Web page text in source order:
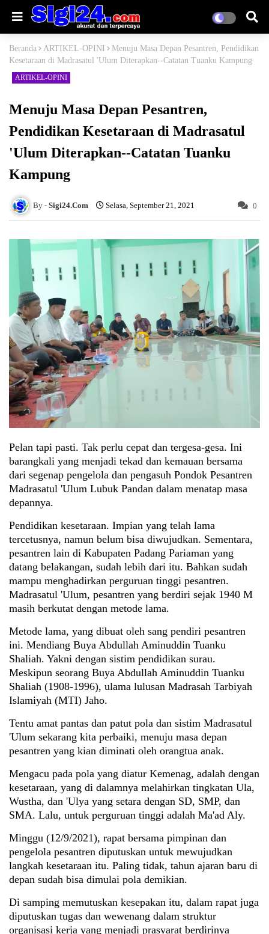
Beranda ARTIKEL-OPINI
Menuju Masa Depan Pesantren, Pendidikan
Kesetaraan di Madrasatul 'Ulum Diterapkan--Catatan Tuanku Kampung
ARTIKEL-OPINI
Menuju Masa Depan Pesantren,
Pendidikan Kesetaraan di Madrasatul
'Ulum Diterapkan--Catatan Tuanku
Kampung
Sigi24.Com Selasa, September 21, 2021 0
Pelan tapi pasti. Tak perlu cepat dan tergesa-gesa. Ini
barangkali yang menjadi tekad dan kemauan bersama
dari segenap pengelola dan pengasuh Pondok Pesantren
Madrasatul 'Ulum Lubuk Pandan dalam menatap masa
depannya.
Pendidikan kesetaraan. Impian yang telah lama
tercetusnya, namun belum bisa diwujudkan. Sementara,
pesantren lain di Kabupaten Padang Pariaman yang
datang belakangan, sudah lebih dari itu. Bahkan sudah
mampu menghadirkan perguruan tinggi pesantren.
Madrasatul 'Ulum, pesantren yang berdiri sejak 1940 M
masih berkutat dengan metode lama.
Metode lama, yang dibuat oleh sang pendiri pesantren
ini. Mendiang Buya Abdullah Aminuddin Tuanku
Shaliah. Yakni dengan sistim pendidikan surau.
Meskipun seorang Buya Abdullah Aminuddin Tuanku
Shaliah (1908-1996), ulama lulusan Madrasah Tarbiyah
Islamiyah (MTI) Jaho.
Tentu amat pantas dan patut pola dan sistim Madrasatul
'Ulum sekarang kita perbaiki, menuju masa depan
pesantren yang kian diminati oleh orangtua anak.
Mengacu pada pola yang diatur Kemenag, adalah dengan
kesetaraan, yang di dalamnya melahirkan tingkatan Ula,
Wustha, dan 'Ulya yang setara dengan SD, SMP, dan
SMA. Lalu, untuk perguruan tinggi adalah Ma'ad Aly.
Minggu (12/9/2021), rapat bersama pimpinan dan
pengelola pesantren diputuskan untuk mewujudkan
langkah kesetaraan itu. Paling tidak, tahun ajaran baru di
depan sudah bisa dimulai pola demikian.
Di samping memutuskan kesepakan itu, dalam rapat juga
diputuskan tugas dan wewenang dalam struktur
organisasi kerja yang menjadi prasyarat berdirinya